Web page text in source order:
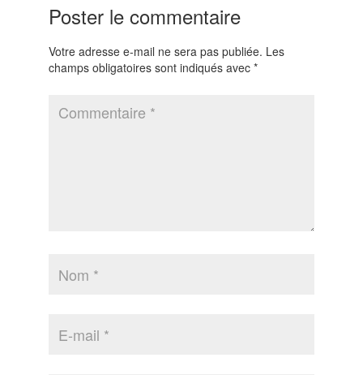
Poster le commentaire
Votre adresse e-mail ne sera pas publiée. Les
champs obligatoires sont indiqués avec *